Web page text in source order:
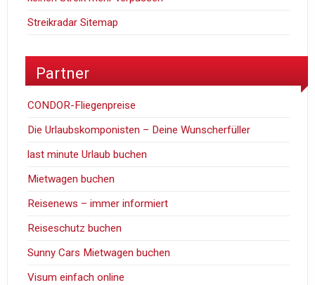
Streikradar Sitemap
Partner
CONDOR-Fliegenpreise
Die Urlaubskomponisten – Deine Wunscherfüller
last minute Urlaub buchen
Mietwagen buchen
Reisenews – immer informiert
Reiseschutz buchen
Sunny Cars Mietwagen buchen
Visum einfach online